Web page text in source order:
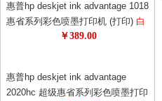
惠普hp deskjet ink advantage 1018
惠省系列彩色喷墨打印机 (打印) 白
色外观，更美观！打印机也可以时
￥389.00
惠普hp deskjet ink advantage
2020hc 超级惠省系列彩色喷墨打印